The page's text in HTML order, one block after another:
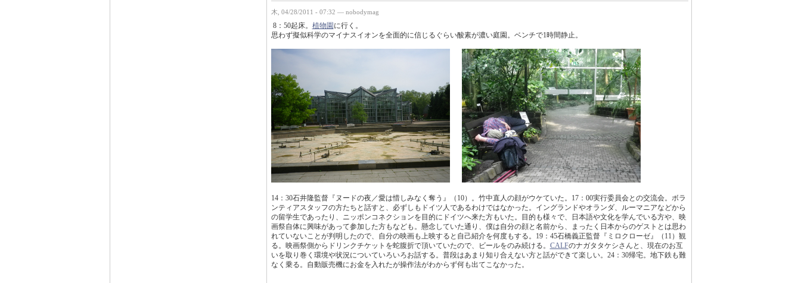
木, 04/28/2011 - 07:32 — nobodymag
8：50起床。 植物園 に行く。
思わず擬似科学のマイナスイオンを全面的に信じるぐらい酸素が濃い庭園。ベンチで1時間静止。
14：30石井隆監督『ヌードの夜／愛は惜しみなく奪う』（10）。竹中直人の顔がウケていた。17：00実行委員会との交流会。ボラ
ンティアスタッフの方たちと話すと、必ずしもドイツ人であるわけではなかった。イングランドやオランダ、ルーマニアなどから
の留学生であったり、ニッポンコネクションを目的にドイツへ来た方もいた。目的も様々で、日本語や文化を学んでいる方や、映
画祭自体に興味があって参加した方もなども。懸念していた通り、僕は自分の顔と名前から、まったく日本からのゲストとは思わ
れていないことが判明したので、自分の映画も上映すると自己紹介を何度もする。19：45石橋義正監督『ミロクローゼ』（11）観
る。映画祭側からドリンクチケットを蛇腹折で頂いていたので、ビールをのみ続ける。 CALFのナガタタケシさんと、現在のお互
いを取り巻く環境や状況についていろいろお話する。普段はあまり知り合えない方と話ができて楽しい。24：30帰宅。地下鉄も難
なく乗る。自動販売機にお金を入れたが操作法がわからず何も出てこなかった。